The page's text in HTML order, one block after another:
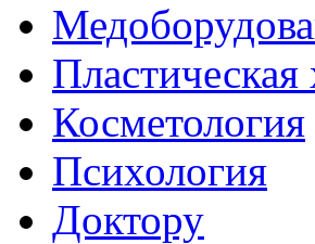
Пластическая
Косметология
Психология
Доктору